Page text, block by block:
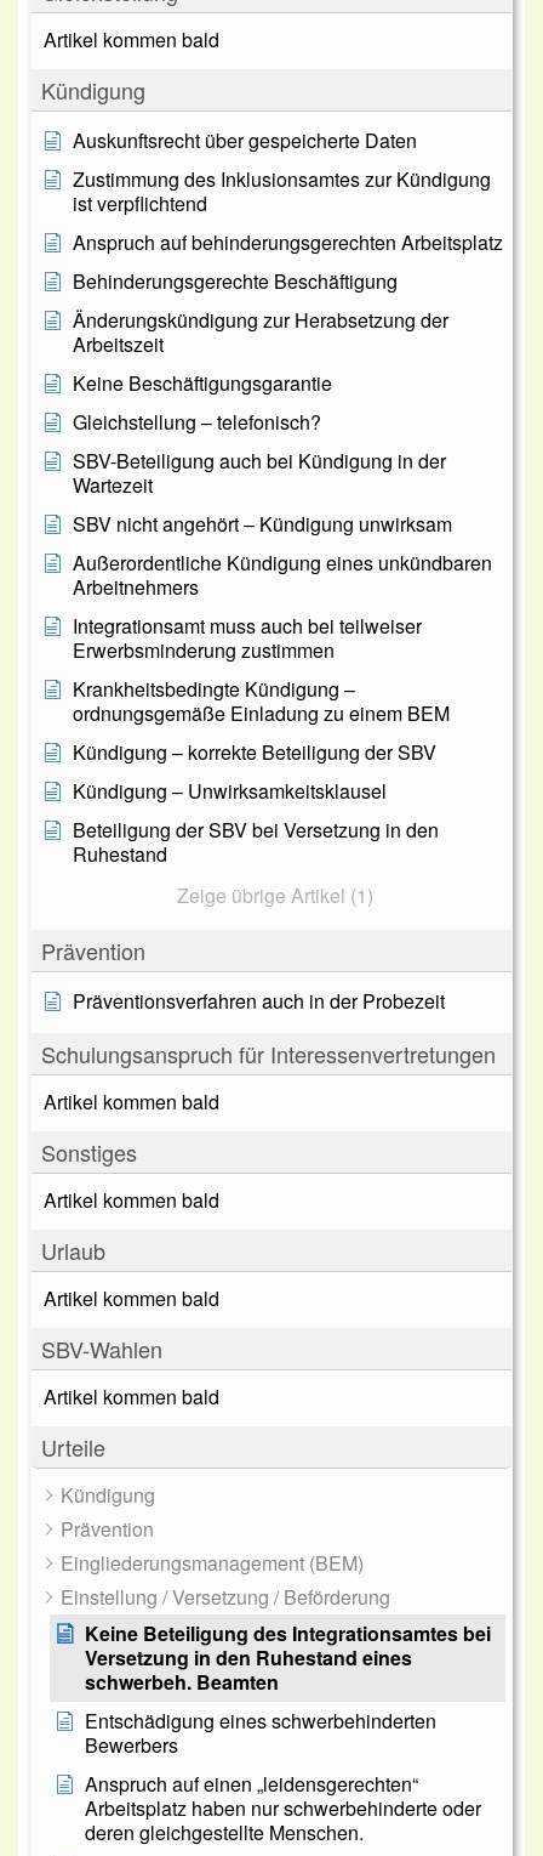
Artikel kommen bald
Kündigung
Auskunftsrecht über gespeicherte Daten
Zustimmung des Inklusionsamtes zur Kündigung
ist verpflichtend
Anspruch auf behinderungsgerechten Arbeitsplatz
Behinderungsgerechte Beschäftigung
Änderungskündigung zur Herabsetzung der
Arbeitszeit
Keine Beschäftigungsgarantie
Gleichstellung – telefonisch?
SBV-Beteiligung auch bei Kündigung in der
Wartezeit
SBV nicht angehört – Kündigung unwirksam
Außerordentliche Kündigung eines unkündbaren
Arbeitnehmers
Integrationsamt muss auch bei teilweiser
Erwerbsminderung zustimmen
Krankheitsbedingte Kündigung –
ordnungsgemäße Einladung zu einem BEM
Kündigung – korrekte Beteiligung der SBV
Kündigung – Unwirksamkeitsklausel
Beteiligung der SBV bei Versetzung in den
Ruhestand
Zeige übrige Artikel (1)
Prävention
Präventionsverfahren auch in der Probezeit
Schulungsanspruch für Interessenvertretungen
Artikel kommen bald
Sonstiges
Artikel kommen bald
Urlaub
Artikel kommen bald
SBV-Wahlen
Artikel kommen bald
Urteile
Kündigung
Prävention
Eingliederungsmanagement (BEM)
Einstellung / Versetzung / Beförderung
Keine Beteiligung des Integrationsamtes bei
Versetzung in den Ruhestand eines
schwerbeh. Beamten
Entschädigung eines schwerbehinderten
Bewerbers
Anspruch auf einen „leidensgerechten“
Arbeitsplatz haben nur schwerbehinderte oder
deren gleichgestellte Menschen.